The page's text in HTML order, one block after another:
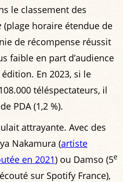
le classement des
(plage horaire étendue de
de récompense réussit
faible en part d’audience
En 2023, si le
téléspectateurs, il
PDA (1,2 %).
attrayante. Avec des
Nakamura (artiste
en 2021) ou Damso (5e
sur Spotify France),